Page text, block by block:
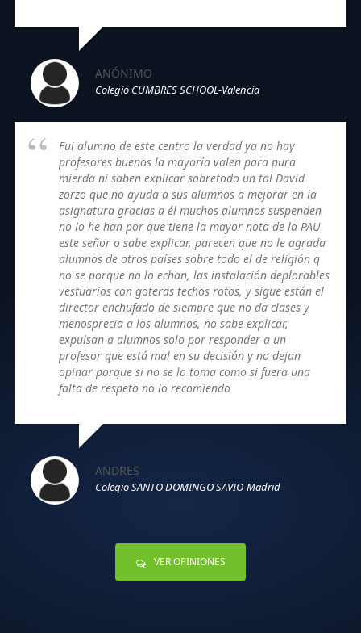
ANÓNIMO
Colegio CUMBRES SCHOOL-Valencia
Fui alumno de este centro la verdad ya no hay
profesores buenos la mayoría valen para pura
mierda ni saben explicar sobretodo un tal David
zorzo que no ayuda a sus alumnos a mejorar en la
asignatura gracias a él muchos alumnos suspenden
no lo he han por que tiene la mayor nota de la PAU
este señor o sabe explicar, parecen que no le agrada
alumnos de otros países sobre todo el de religión q
no se porque no lo echan, las instalación deplorables
vestuarios con goteras techos rotos, y sigue están el
director enchufado de siempre que no da clases y
menosprecia a los alumnos, no sabe explicar,
expulsan a alumnos solo por responder a un
profesor que está mal en su decisión y no dejan
opinar porque si no se lo toma como si fuera una
falta de respeto no lo recomiendo
ANDRES
Colegio SANTO DOMINGO SAVIO-Madrid
VER OPINIONES